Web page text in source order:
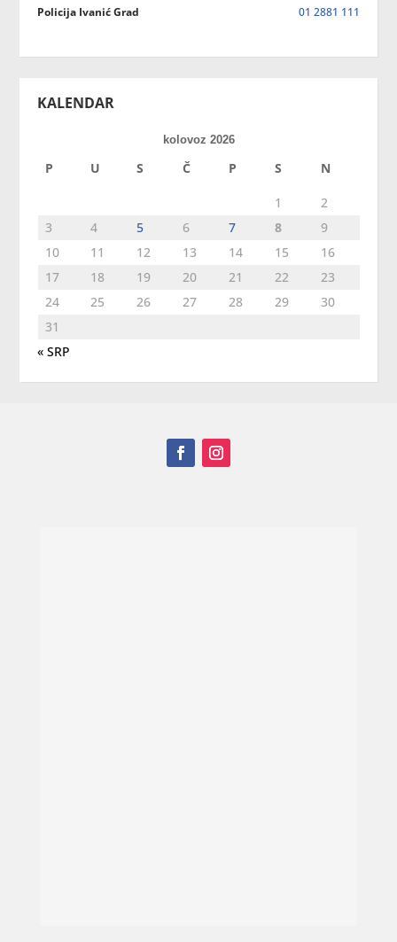
Policija Ivanić Grad 01 2881 111
KALENDAR
kolovoz 2026
P U S Č P S N
1
2
3
4 5 6 7 8
9
10
11 12 13 14 15
16
17
18 19 20 21 22
23
24
25 26 27 28 29
30
31
« SRP